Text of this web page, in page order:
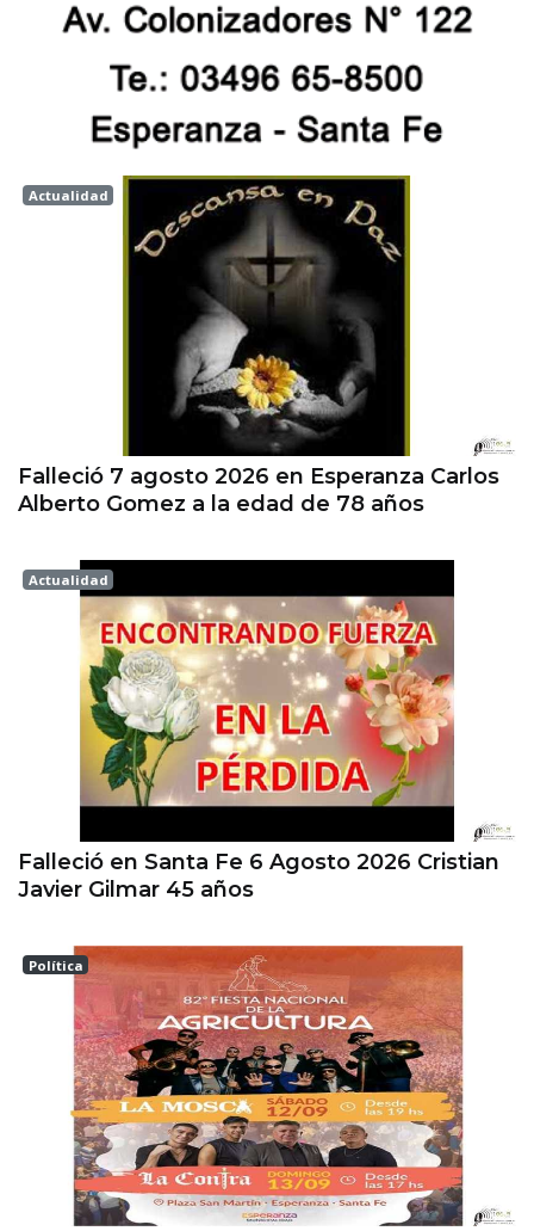
Actualidad
Falleció 7 agosto 2026 en Esperanza Carlos
Alberto Gomez a la edad de 78 años
Actualidad
Esperanza
Falleció en Santa Fe 6 Agosto 2026 Cristian
Javier Gilmar 45 años
Política
ESPERANZA